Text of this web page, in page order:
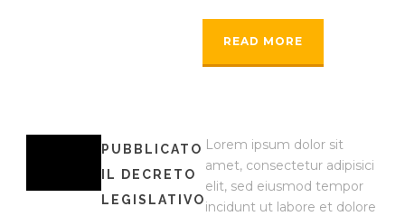
READ MORE
PUBBLICATO
IL DECRETO
LEGISLATIVO
Lorem ipsum dolor sit
amet, consectetur adipisici
elit, sed eiusmod tempor
incidunt ut labore et dolore